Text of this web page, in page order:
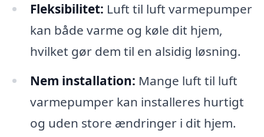
Fleksibilitet: Luft til luft varmepumper
kan både varme og køle dit hjem,
hvilket gør dem til en alsidig løsning.
Nem installation: Mange luft til luft
varmepumper kan installeres hurtigt
og uden store ændringer i dit hjem.